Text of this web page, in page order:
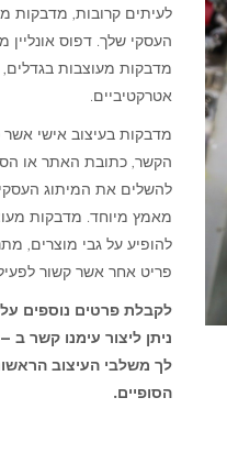
לעיתים קרובות, מדבקות
העסקי שלך. דפוס
מדבקות מעוצבות בגדלים,
אטרקטיביים.
מדבקות בעיצוב אישי אשר
הקשר, כתובת האתר או
להשלים את המיתוג
מאמץ מיוחד. מדבקות
להופיע על גבי מוצרים,
פריט אחר אשר קשור
לקבלת פרטים נוספים
לך משלבי העיצוב
הסופיים.